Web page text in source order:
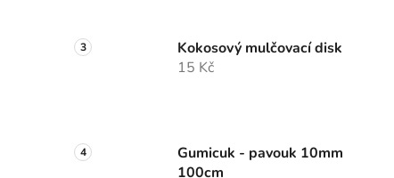
Kokosový mulčovací disk
15 Kč
Gumicuk - pavouk 10mm
100cm